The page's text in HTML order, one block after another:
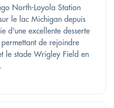
North-Loyola Station
le lac Michigan depuis
d'une excellente desserte
de rejoindre
le stade Wrigley Field en